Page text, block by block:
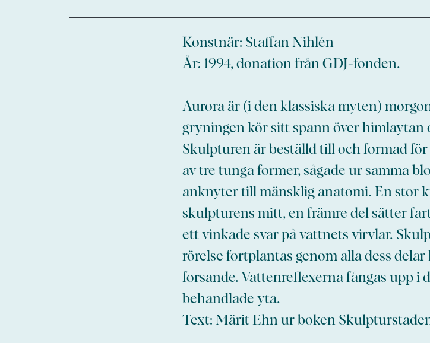
Konstnär: Staffan Nihlén
År: 1994, donation från GDJ-fonden.
Aurora är (i den klassiska myten)
gryningen kör sitt spann över himlaytan
Skulpturen är beställd till och formad
av tre tunga former, sågade ur samma
anknyter till mänsklig anatomi. En stor
skulpturens mitt, en främre del sätter
ett vinkade svar på vattnets virvlar.
rörelse fortplantas genom alla dess
forsande. Vattenreflexerna fångas upp i
behandlade yta.
Text: Märit Ehn ur boken